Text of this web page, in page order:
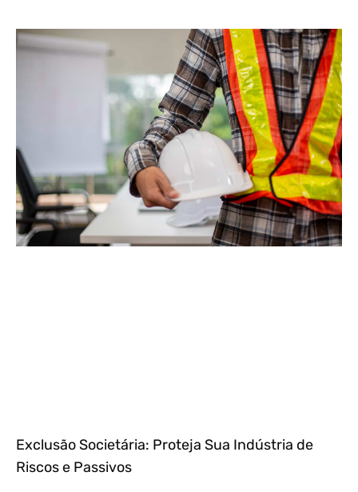
Exclusão Societária: Proteja Sua Indústria de
Riscos e Passivos